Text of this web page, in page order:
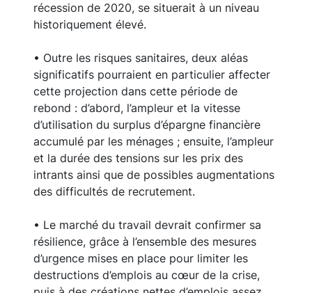
récession de 2020, se situerait à un niveau
historiquement élevé.
• Outre les risques sanitaires, deux aléas
significatifs pourraient en particulier affecter
cette projection dans cette période de
rebond : d’abord, l’ampleur et la vitesse
d’utilisation du surplus d’épargne financière
accumulé par les ménages ; ensuite, l’ampleur
et la durée des tensions sur les prix des
intrants ainsi que de possibles augmentations
des difficultés de recrutement.
• Le marché du travail devrait confirmer sa
résilience, grâce à l’ensemble des mesures
d’urgence mises en place pour limiter les
destructions d’emplois au cœur de la crise,